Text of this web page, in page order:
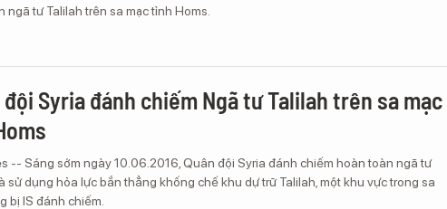
ngã tư Talilah trên sa mạc tỉnh Homs.
đội Syria đánh chiếm Ngã tư Talilah trên sa mạc
-- Sáng sớm ngày 10.06.2016, Quân đội Syria đánh chiếm hoàn toàn ngã tư
sử dụng hỏa lực bắn thẳng khống chế khu dự trữ Talilah, một khu vực trong sa
bị IS đánh chiếm.